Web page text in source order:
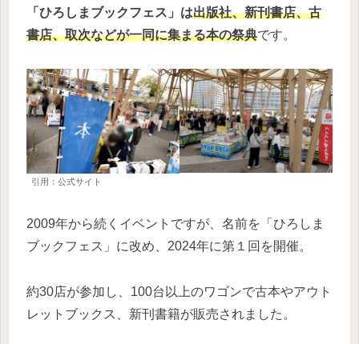
「ひろしまブックフェス」は出版社、新刊書店、古
書店、取次などが一同に集まる本の祭典です。
引用：公式サイト
2009年から続くイベントですが、名前を「ひろしま
ブックフェス」に改め、2024年に第１回を開催。
約30店が参加し、100台以上のワゴンで古本やアウト
レットブックス、新刊書籍が販売されました。